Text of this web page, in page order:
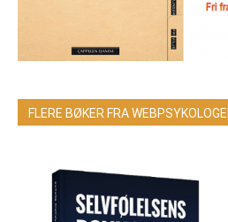
FLERE BØKER FRA